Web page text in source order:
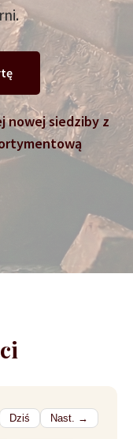
nowej siedziby z
Dziś Nast. →